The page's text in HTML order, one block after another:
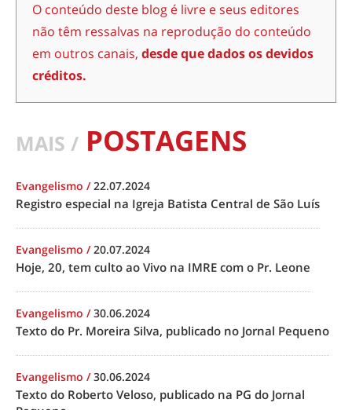
O conteúdo deste blog é livre e seus editores
não têm ressalvas na reprodução do conteúdo
em outros canais, desde que dados os devidos
créditos.
MAIS / POSTAGENS
Evangelismo /22.07.2024
Registro especial na Igreja Batista Central de São Luís
Evangelismo /20.07.2024
Hoje, 20, tem culto ao Vivo na IMRE com o Pr. Leone
Evangelismo /30.06.2024
Texto do Pr. Moreira Silva, publicado no Jornal Pequeno
Evangelismo /30.06.2024
Texto do Roberto Veloso, publicado na PG do Jornal